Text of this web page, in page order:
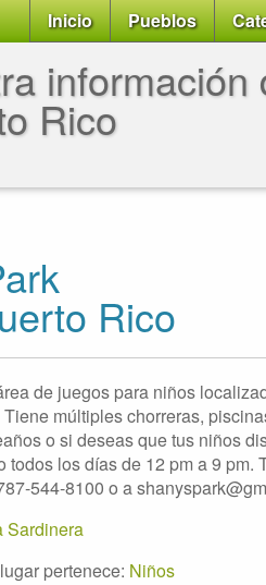
Inicio Pueblos
Rico
Rico
de juegos para niños
múltiples chorreras,
o si deseas que tus niños
todos los días de 12 pm a 9
544-8100 o a
Sardinera
pertenece: Niños